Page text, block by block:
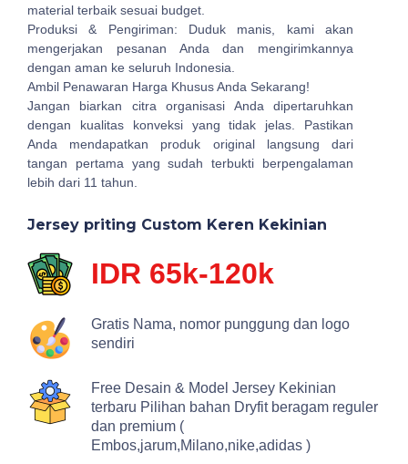
material terbaik sesuai budget.
Produksi & Pengiriman: Duduk manis, kami akan
mengerjakan pesanan Anda dan mengirimkannya
dengan aman ke seluruh Indonesia.
Ambil Penawaran Harga Khusus Anda Sekarang!
Jangan biarkan citra organisasi Anda dipertaruhkan
dengan kualitas konveksi yang tidak jelas. Pastikan
Anda mendapatkan produk original langsung dari
tangan pertama yang sudah terbukti berpengalaman
lebih dari 11 tahun.
Jersey priting Custom Keren Kekinian
IDR 65k-120k
Gratis Nama, nomor punggung dan logo
sendiri
Free Desain & Model Jersey Kekinian
terbaru Pilihan bahan Dryfit beragam reguler
dan premium (
Embos,jarum,Milano,nike,adidas )